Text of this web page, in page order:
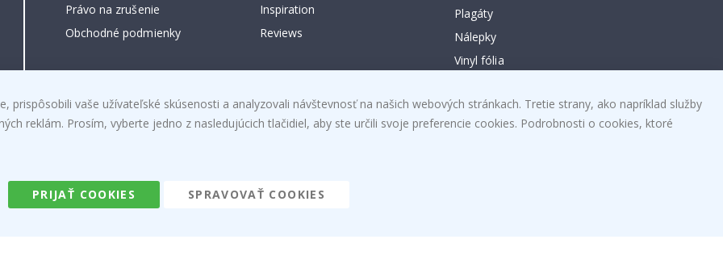
Právo na zrušenie
Obchodné podmienky
Inspiration
Reviews
Plagáty
Nálepky
Vinyl fólia
Namly Design AB
Terminalgatan 9, 23261 Arlöv, Schweden | info@namly.de
vaše užívateľské skúsenosti a analyzovali návštevnosť na našich webových stránkach. Tretie strany, ako napríklad služby
reklám. Prosím, vyberte jedno z nasledujúcich tlačidiel, aby ste určili svoje preferencie cookies. Podrobnosti o cookies, ktoré
PRIJAŤ COOKIES SPRAVOVAŤ COOKIES